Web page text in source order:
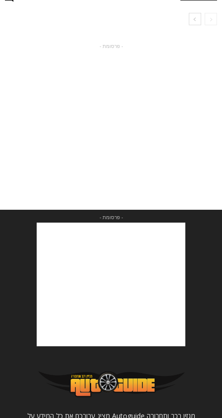
- פרסומת -
- פרסומת -
מגזין רכב ותחבורה Autoguide מציג עבורכם את כל המידע על